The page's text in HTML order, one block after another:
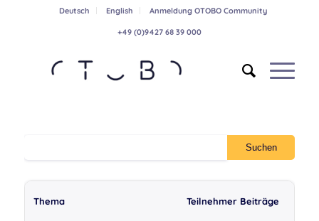
Deutsch English Anmeldung OTOBO Community
+49 (0)9427 68 39 000
Thema Teilnehmer Beiträge